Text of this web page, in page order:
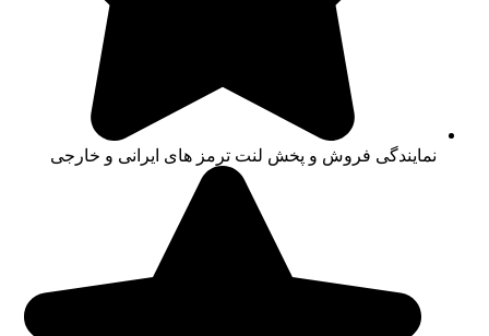
نمایندگی فروش و پخش لنت ترمز های ایرانی و خارجی